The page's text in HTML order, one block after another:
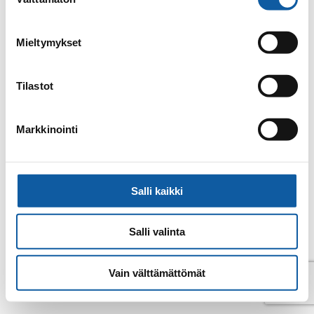
Mieltymykset
Tilastot
Markkinointi
Salli kaikki
Salli valinta
Vain välttämättömät